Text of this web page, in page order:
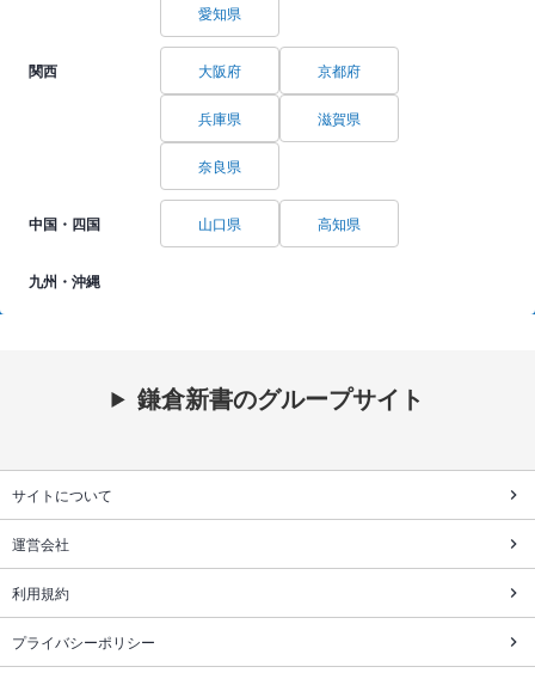
愛知県
関西 大阪府 京都府
兵庫県 滋賀県
奈良県
中国・四国 山口県 高知県
九州・沖縄
鎌倉新書のグループサイト
サイトについて
運営会社
利用規約
プライバシーポリシー